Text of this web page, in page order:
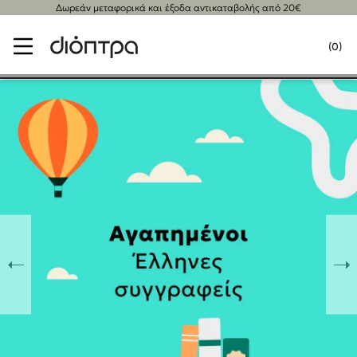
Δωρεάν μεταφορικά και έξοδα αντικαταβολής από 20€
f (0)
Κλείσιμο
Δημοφιλή Βιβλία
Lidia Branković
Χάρης Πολίτης